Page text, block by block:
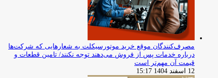
مصرف‌کنندگان موقع خرید موتورسیکلت به شعارهایی که شرکت‌ها
درباره خدمات پس از فروش می‌دهند توجه نکنند/ تامین قطعات و
قیمت آن مهم‌تر است
12 اسفند 1404 15:17